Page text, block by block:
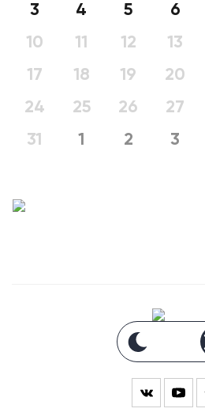
3
4 5 6
10
11 12 13
17
18 19 20
24
25 26 27
31
1 2 3